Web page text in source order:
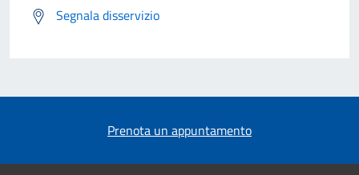
Segnala disservizio
Prenota un appuntamento